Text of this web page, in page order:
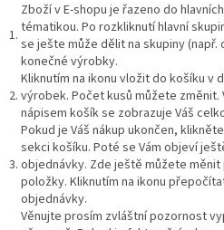
1.
Zboží v E-shopu je řazeno do
tématikou. Po rozkliknutí hlavní
se ješte může dělit na skupiny (např.
konečné výrobky.
2.
Kliknutím na ikonu vložit do košíku v
výrobek. Počet kusů můžete změnit.
nápisem košíkse zobrazuje Váš
3.
Pokud je Váš nákup ukončen,
sekci košíku. Poté se Vám objeví
objednávky. Zde ještě můžete
položky. Kliknutím na ikonu
objednávky.
Věnujte prosím zvláštní pozornost